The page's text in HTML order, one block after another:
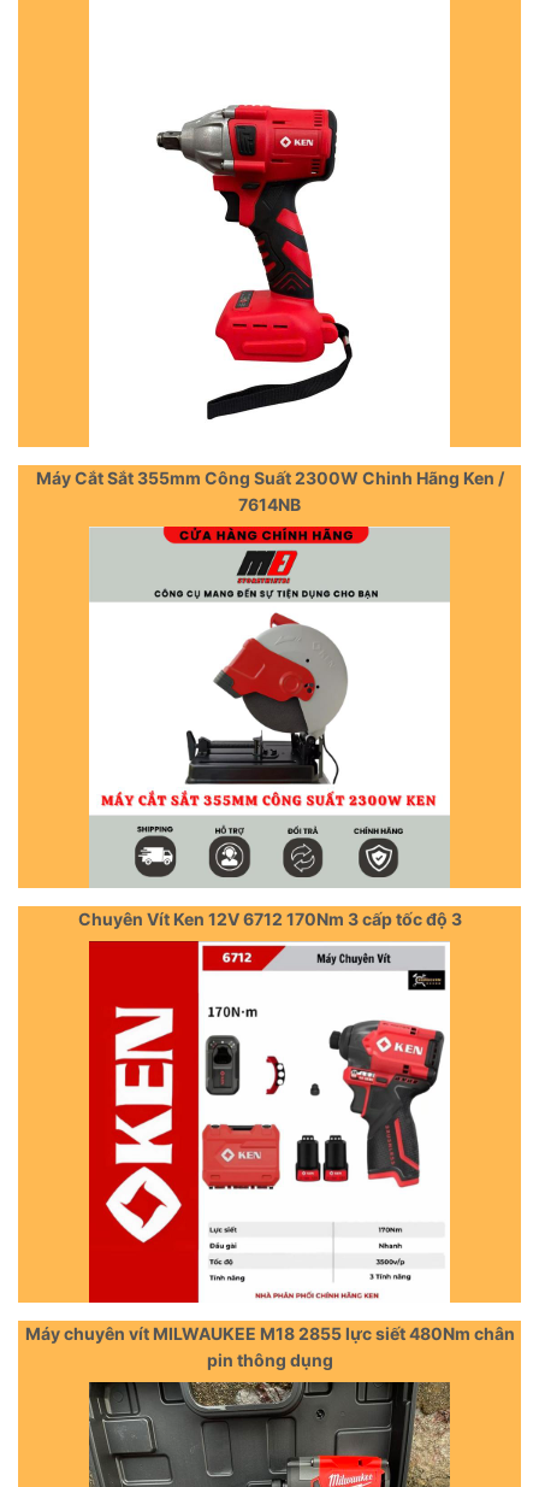
Máy Cắt Sắt 355mm Công Suất 2300W Chinh Hãng Ken /
7614NB
Chuyên Vít Ken 12V 6712 170Nm 3 cấp tốc độ 3
Máy chuyên vít MILWAUKEE M18 2855 lực siết 480Nm chân
pin thông dụng